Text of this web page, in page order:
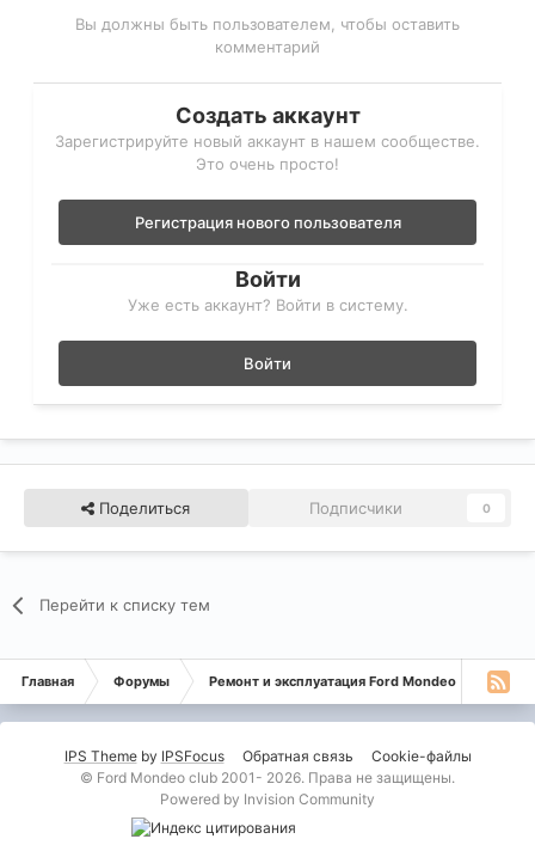
Вы должны быть пользователем, чтобы оставить
комментарий
Создать аккаунт
Зарегистрируйте новый аккаунт в нашем сообществе.
Это очень просто!
Регистрация нового пользователя
Войти
Уже есть аккаунт? Войти в систему.
Войти
Поделиться Подписчики 0
Перейти к списку тем
Главная Форумы Ремонт и эксплуатация Ford Mondeo
IPS Themeby IPSFocus Обратная связь
Cookie-файлы
© Ford Mondeo club 2001- 2026. Права не защищены.
Powered by Invision Community